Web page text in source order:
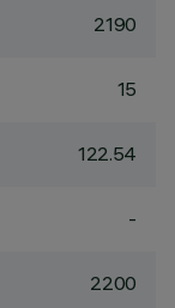
2190
15
122.54
-
2200